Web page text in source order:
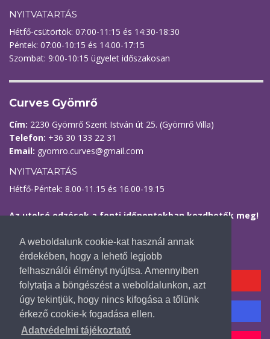
A weboldalunk cookie-kat használ annak
érdekében, hogy a lehető legjobb
felhasználói élményt nyújtsa. Amennyiben
folytatja a böngészést a weboldalunkon, azt
úgy tekintjük, hogy nincs kifogása a tőlünk
érkező cookie-k fogadása ellen.
Adatvédelmi tájékoztató
NYITVATARTÁS
Hétfő-csütörtök: 07:00-11:15 és 14:30-18:30
Péntek: 07:00-10:15 és 14.00-17:15
Szombat: 9:00-10:15 ügyelet időszakosan
Curves Gyömrő
Cím: 2230 Gyömrő Szent István út 25. (Gyömrő Villa)
Telefon: +36 30 133 22 31
Email: gyomro.curves@gmail.com
NYITVATARTÁS
Hétfő-Péntek: 8.00-11.15 és 16.00-19.15
Az utolsó edzések a fenti időpontokban kezdhetők meg!
YOUTUBE CSATORNÁNK
INSTAGRAM FIÓKUNK